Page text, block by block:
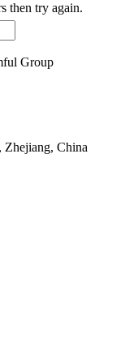
then try again.
Group
Zhejiang, China